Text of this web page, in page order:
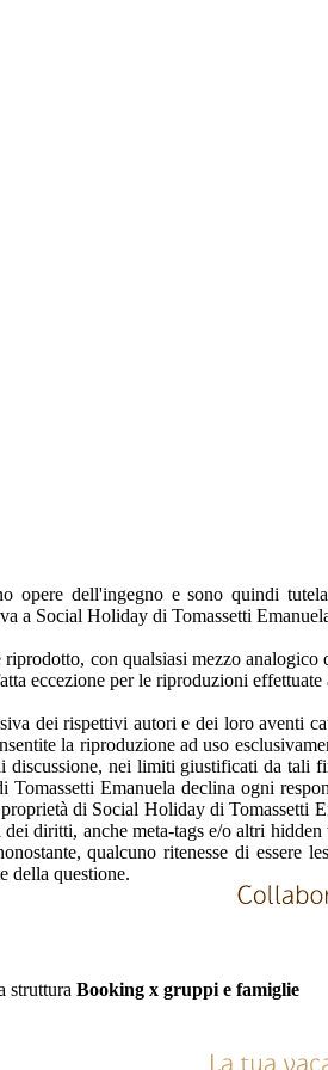
opere dell'ingegno e sono quindi
a Social Holiday di Tomassetti
riprodotto, con qualsiasi mezzo
eccezione per le riproduzioni effettuate
dei rispettivi autori e dei loro aventi
la riproduzione ad uso
nei limiti giustificati da tali
Tomassetti Emanuela declina ogni
di Social Holiday di Tomassetti
diritti, anche meta-tags e/o altri
qualcuno ritenesse di essere
della questione.
struttura Booking x gruppi e famiglie